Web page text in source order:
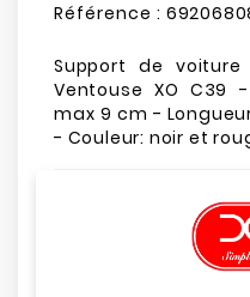
Référence :
Support de voiture
Ventouse XO C39
max 9 cm -
- Couleur: noir et